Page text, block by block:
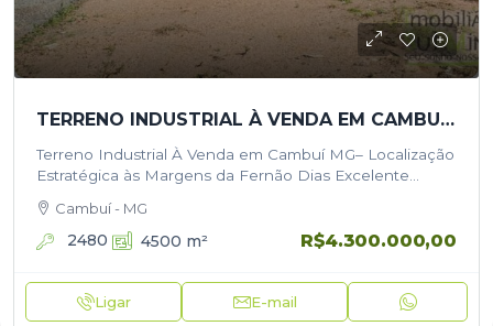
TERRENO INDUSTRIAL À VENDA EM CAMBUÍ/MG – LOCALIZAÇÃO ESTRATÉGICA ÀS MARGENS DA FERNÃO DIAS
Terreno Industrial À Venda em Cambuí MG– Localização
Estratégica às Margens da Fernão Dias Excelente
empreendimentos logísticos! Terreno industrial com
4.500 m², localizado em…
Cambuí - MG
2480 4500 m² R$4.300.000,00
Ligar E-mail